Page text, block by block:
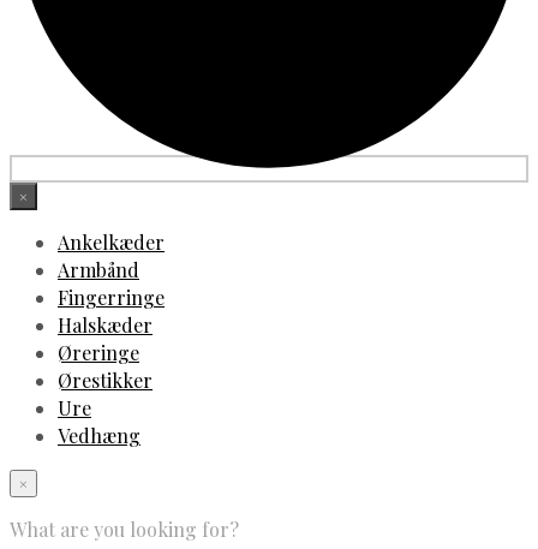
×
Ankelkæder
Armbånd
Fingerringe
Halskæder
Øreringe
Ørestikker
Ure
Vedhæng
×
What are you looking for?